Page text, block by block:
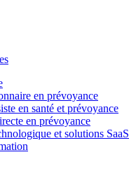
en prévoyance
en santé et prévoyance
en prévoyance
et solutions SaaS